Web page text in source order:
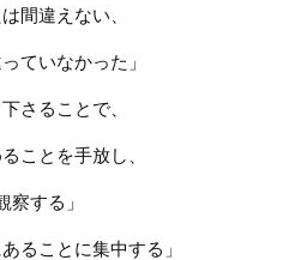
は間違えない、
ていなかった」
さることで、
ことを手放し、
察する」
ることに集中する」